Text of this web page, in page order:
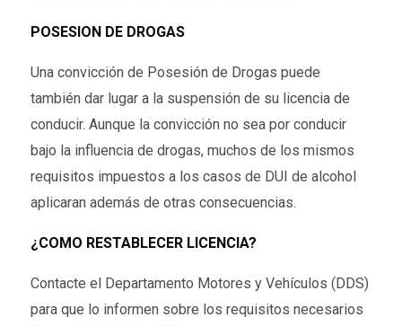
POSESION DE DROGAS
Una convicción de Posesión de Drogas puede
también dar lugar a la suspensión de su licencia de
conducir. Aunque la convicción no sea por conducir
bajo la influencia de drogas, muchos de los mismos
requisitos impuestos a los casos de DUI de alcohol
aplicaran además de otras consecuencias.
¿COMO RESTABLECER LICENCIA?
Contacte el Departamento Motores y Vehículos (DDS)
para que lo informen sobre los requisitos necesarios